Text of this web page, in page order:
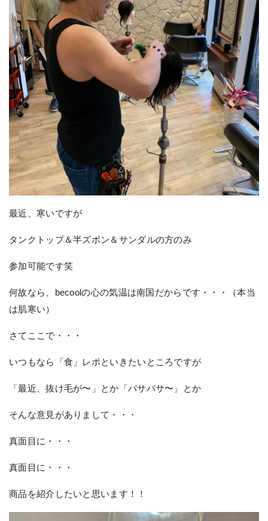
最近、寒いですが
タンクトップ＆半ズボン＆サンダルの方のみ
参加可能です笑
何故なら、becoolの心の気温は南国だからです・・・（本当
は肌寒い）
さてここで・・・
いつもなら「食」レポといきたいところですが
「最近、抜け毛が〜」とか「パサパサ〜」とか
そんな意見がありまして・・・
真面目に・・・
真面目に・・・
商品を紹介したいと思います！！